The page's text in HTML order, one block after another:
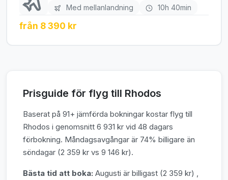
Med mellanlandning 10h 40min
från 8 390 kr
Prisguide för flyg till Rhodos
Baserat på 91+ jämförda bokningar kostar flyg till
Rhodos i genomsnitt 6 931 kr vid 48 dagars
förbokning. Måndagsavgångar är 74% billigare än
söndagar (2 359 kr vs 9 146 kr).
Bästa tid att boka: Augusti är billigast (2 359 kr) ,